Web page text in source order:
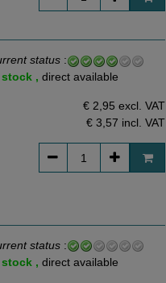
status:
stock , direct available
€ 2,95 excl. VAT
€ 3,57 incl. VAT
status:
stock , direct available